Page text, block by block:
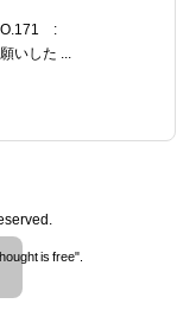
NO.171 :
した ...
is free".